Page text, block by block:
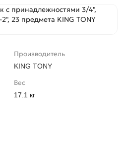
Производитель
KING TONY
Вес
17.1 кг